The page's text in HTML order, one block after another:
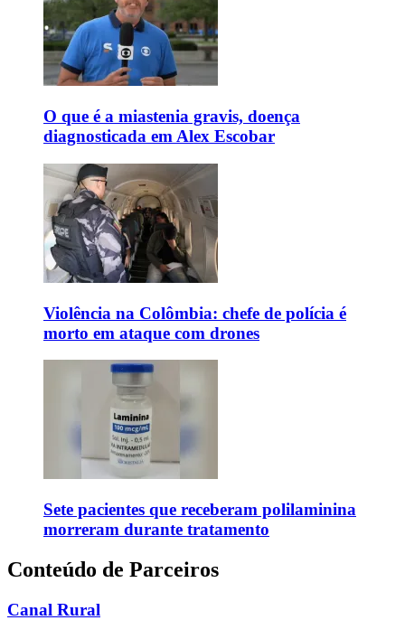
O que é a miastenia gravis, doença
diagnosticada em Alex Escobar
Violência na Colômbia: chefe de polícia é
morto em ataque com drones
Sete pacientes que receberam polilaminina
morreram durante tratamento
Conteúdo de Parceiros
Canal Rural